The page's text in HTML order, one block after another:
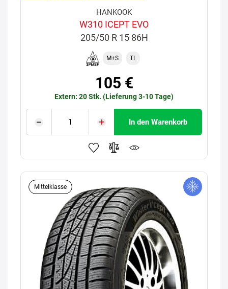
HANKOOK
W310 ICEPT EVO
205/50 R 15 86H
M+S TL
105 €
Extern: 20 Stk. (Lieferung 3-10 Tage)
In den Warenkorb
Mittelklasse